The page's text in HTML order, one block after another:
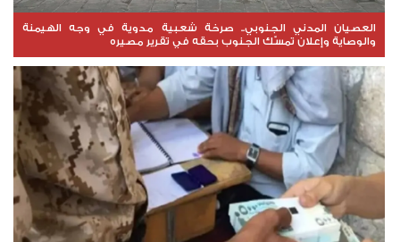
العصيان المدني الجنوبي.. صرخة شعبية مدوية في وجه الهيمنة
والوصاية وإعلان تمسّك الجنوب بحقه في تقرير مصيره